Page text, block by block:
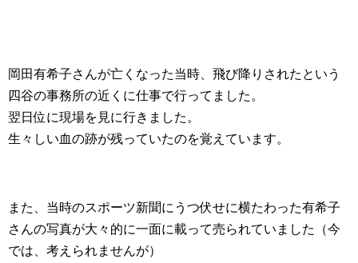
岡田有希子さんが亡くなった当時、飛び降りされたという
四谷の事務所の近くに仕事で行ってました。
翌日位に現場を見に行きました。
生々しい血の跡が残っていたのを覚えています。
また、当時のスポーツ新聞にうつ伏せに横たわった有希子
さんの写真が大々的に一面に載って売られていました（今
では、考えられませんが）